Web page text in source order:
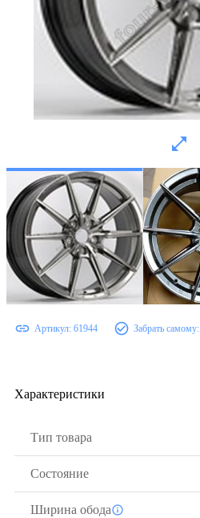
Артикул: 61944 Забрать самому:
Характеристики
Тип товара
Состояние
Ширина обода